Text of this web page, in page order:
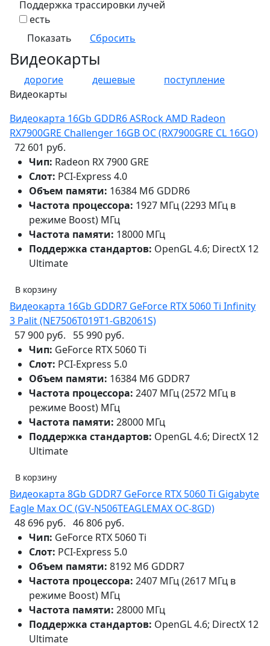
Поддержка трассировки лучей
есть
Видеокарты
дорогие дешевые
поступление
Видеокарты
Видеокарта 16Gb GDDR6 ASRock AMD Radeon
RX7900GRE Challenger 16GB OC (RX7900GRE CL 16GO)
72 601 руб.
Чип: Radeon RX 7900 GRE
Слот: PCI-Express 4.0
Объем памяти: 16384 Мб GDDR6
Частота процессора: 1927 МГц (2293 МГц в
режиме Boost) МГц
Частота памяти: 18000 МГц
Поддержка стандартов: OpenGL 4.6; DirectX 12
Ultimate
В корзину
Видеокарта 16Gb GDDR7 GeForce RTX 5060 Ti Infinity
3 Palit (NE7506T019T1-GB2061S)
57 900 руб.
55 990 руб.
Чип: GeForce RTX 5060 Ti
Слот: PCI-Express 5.0
Объем памяти: 16384 Мб GDDR7
Частота процессора: 2407 МГц (2572 МГц в
режиме Boost) МГц
Частота памяти: 28000 МГц
Поддержка стандартов: OpenGL 4.6; DirectX 12
Ultimate
В корзину
Видеокарта 8Gb GDDR7 GeForce RTX 5060 Ti Gigabyte
Eagle Max OC (GV-N506TEAGLEMAX OC-8GD)
48 696 руб. 46 806 руб.
Чип: GeForce RTX 5060 Ti
Слот: PCI-Express 5.0
Объем памяти: 8192 Мб GDDR7
Частота процессора: 2407 МГц (2617 МГц в
режиме Boost) МГц
Частота памяти: 28000 МГц
Поддержка стандартов: OpenGL 4.6; DirectX 12
Ultimate